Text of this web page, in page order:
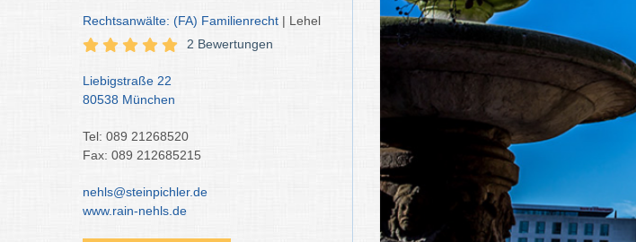
Rechtsanwälte: (FA) Familienrecht | Lehel
2 Bewertungen
Liebigstraße 22
80538 München
Tel: 089 21268520
Fax: 089 212685215
nehls@steinpichler.de
www.rain-nehls.de